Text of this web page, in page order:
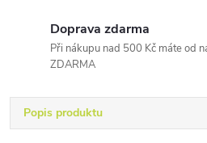
Doprava zdarma
Při nákupu nad 500 Kč máte od
ZDARMA
Popis produktu